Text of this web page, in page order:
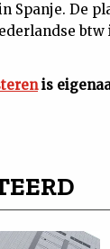
Spanje. De
is